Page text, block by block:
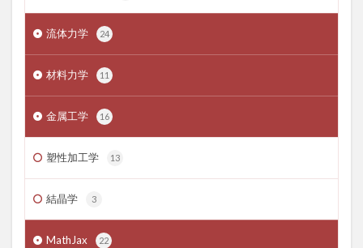
流体力学 24
材料力学 11
金属工学 16
塑性加工学 13
結晶学 3
MathJax 22